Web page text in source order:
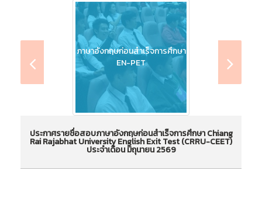
ภาษาอังกฤษก่อนสำเร็จการศึกษา
EN-PET
ประกาศรายชื่อสอบภาษาอังกฤษก่อนสำเร็จการศึกษา
Chiang Rai Rajabhat University English Exit
ประกาศรายชื่อสอบภาษาอังกฤษก่อนสำเร็จการศึกษา Chiang
Rai Rajabhat University English Exit Test (CRRU-CEET)
ประจำเดือน มิถุนายน 2569